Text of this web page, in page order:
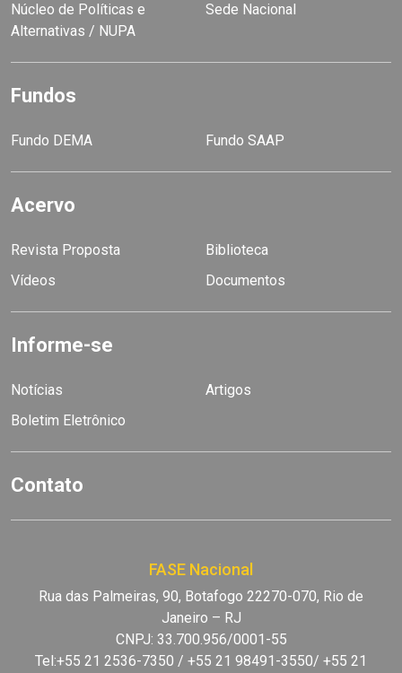
Núcleo de Políticas e
Alternativas / NUPA
Sede Nacional
Fundos
Fundo DEMA Fundo SAAP
Acervo
Revista Proposta
Biblioteca
Vídeos
Documentos
Informe-se
Notícias
Artigos
Boletim Eletrônico
Contato
FASE Nacional
Rua das Palmeiras, 90, Botafogo 22270-070, Rio de
Janeiro – RJ
CNPJ: 33.700.956/0001-55
Tel:+55 21 2536-7350 / +55 21 98491-3550/ +55 21